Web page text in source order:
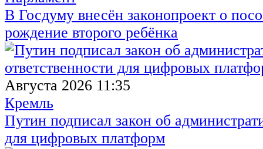
В Госдуму внесён законопроект о
рождение второго ребёнка
Августа 2026 11:35
Кремль
Путин подписал закон об
для цифровых платформ